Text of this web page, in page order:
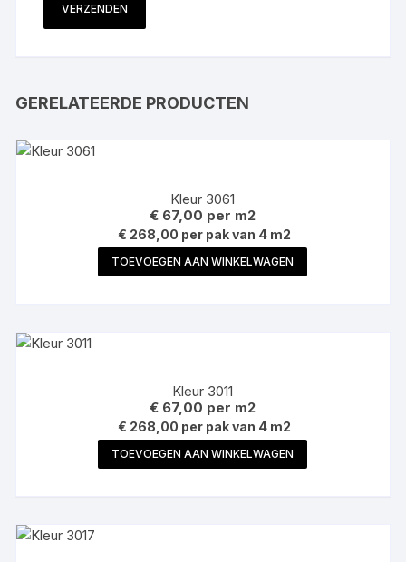
GERELATEERDE PRODUCTEN
Kleur 3061
€ 67,00 per m2
€ 268,00 per pak van 4 m2
TOEVOEGEN AAN WINKELWAGEN
Kleur 3011
€ 67,00 per m2
€ 268,00 per pak van 4 m2
TOEVOEGEN AAN WINKELWAGEN